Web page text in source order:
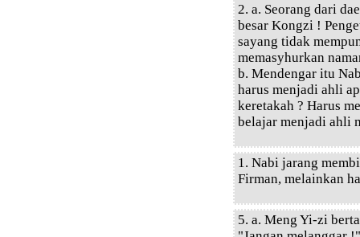
2. a. Seorang dari
besar Kongzi !
sayang tidak
memasyhurkan
b. Mendengar itu
harus menjadi ahli
keretakah ? Harus
belajar menjadi ahli
1. Nabi jarang
Firman, melainkan
5. a. Meng Yi-zi